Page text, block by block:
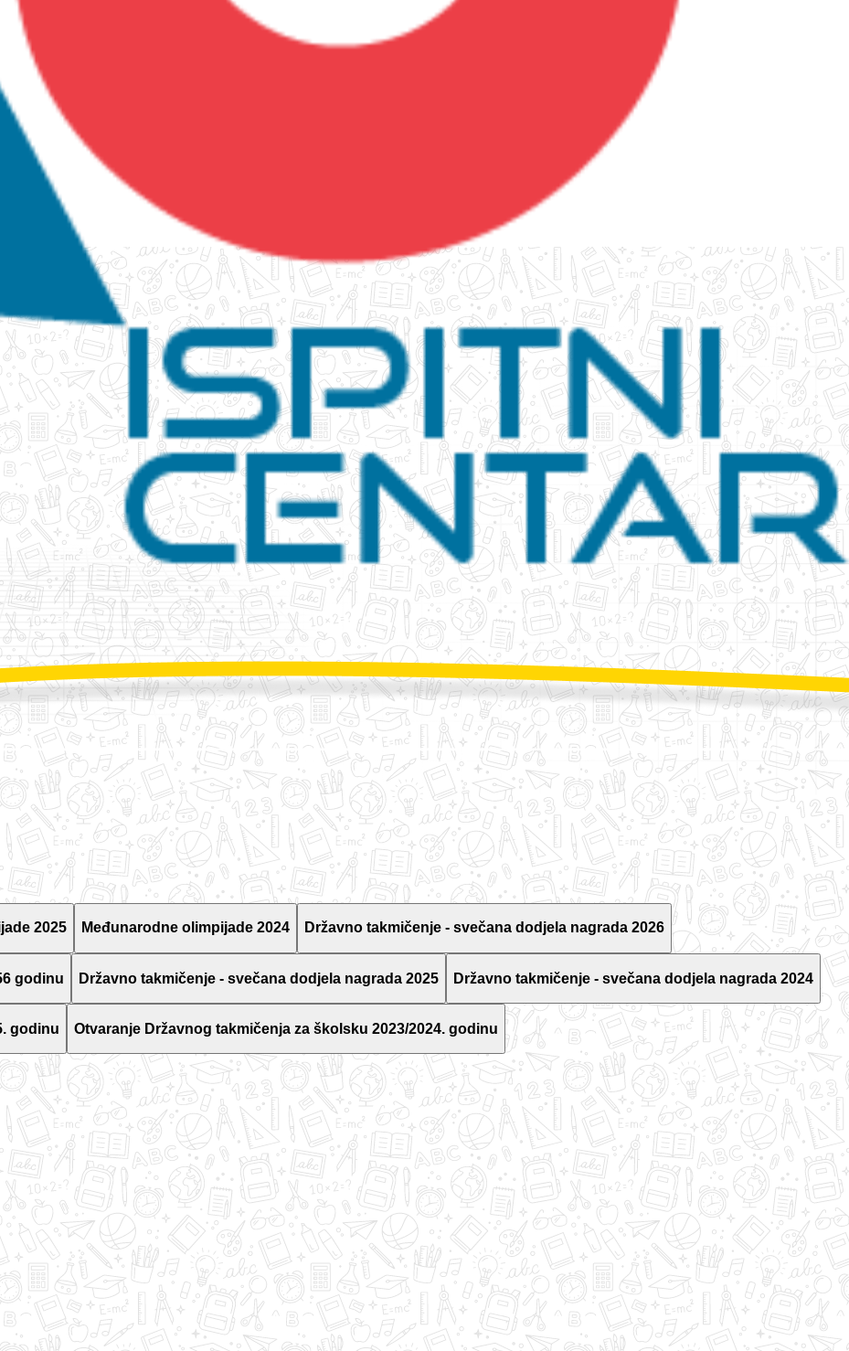
2025 Međunarodne olimpijade 2024 Državno takmičenje - svečana dodjela nagrada 2026
godinu Državno takmičenje - svečana dodjela nagrada 2025 Državno takmičenje - svečana dodjela nagrada 2024
godinu Otvaranje Državnog takmičenja za školsku 2023/2024. godinu